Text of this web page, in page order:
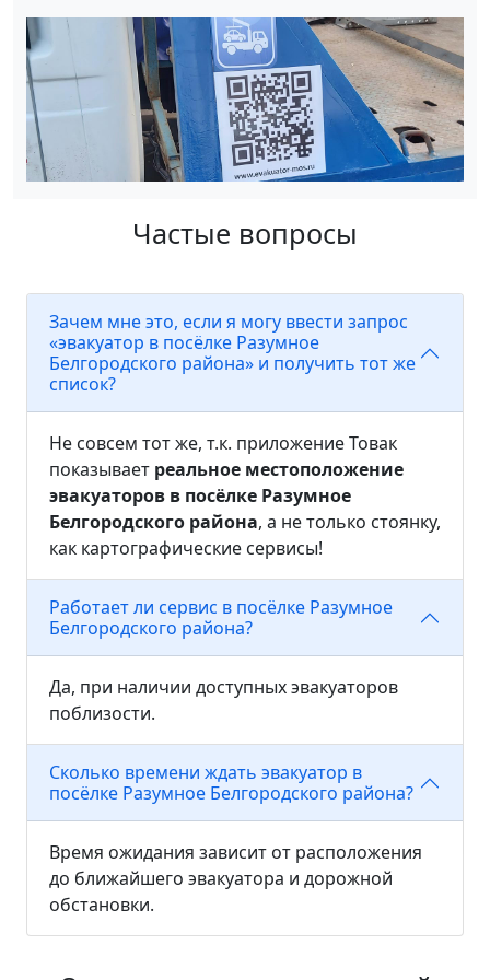
Частые вопросы
Зачем мне это, если я могу ввести запрос
«эвакуатор в посёлке Разумное
Белгородского района» и получить тот же
список?
Не совсем тот же, т.к. приложение Товак
показывает реальное местоположение
эвакуаторов в посёлке Разумное
Белгородского района, а не только стоянку,
как картографические сервисы!
Работает ли сервис в посёлке Разумное
Белгородского района?
Да, при наличии доступных эвакуаторов
поблизости.
Сколько времени ждать эвакуатор в
посёлке Разумное Белгородского района?
Время ожидания зависит от расположения
до ближайшего эвакуатора и дорожной
обстановки.